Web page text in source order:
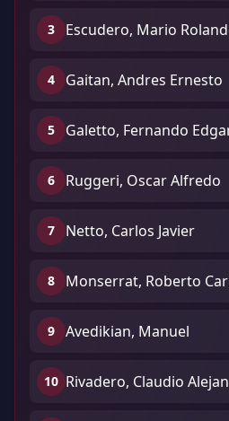
3 Escudero, Mario
4 Gaitan, Andres Ernesto
5 Galetto, Fernando
6 Ruggeri, Oscar Alfredo
7 Netto, Carlos Javier
8 Monserrat, Roberto
9 Avedikian, Manuel
10 Rivadero, Claudio